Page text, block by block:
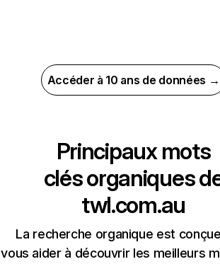
Accéder à 10 ans de données →
Principaux mots
clés organiques
twl.com.au
La recherche organique est
vous aider à découvrir les meilleurs